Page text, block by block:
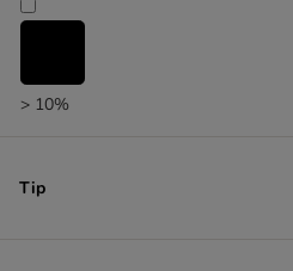
Dog Chow
Dog´s Love
Recomandat de zooplus
> 10%
Tip